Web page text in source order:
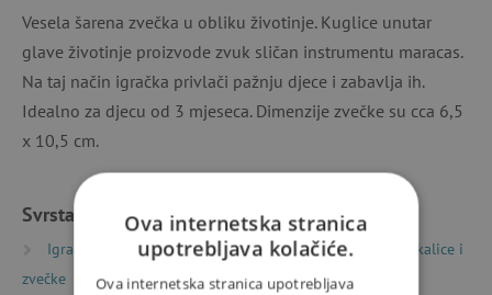
Vesela šarena zvečka u obliku životinje. Kuglice unutar
glave životinje proizvode zvuk sličan instrumentu maracas.
Na taj način igračka privlači pažnju djece i zabavlja ih.
Idealno za djecu od 3 mjeseca. Dimenzije zvečke su cca 6,5 ​​
x 10,5 cm.
Svrstano u kategorije
Igračke prema vrsti Potrepštine za bebe
Grickalice i
zvečke
Ova internetska stranica
upotrebljava kolačiće.
Ova internetska stranica upotrebljava